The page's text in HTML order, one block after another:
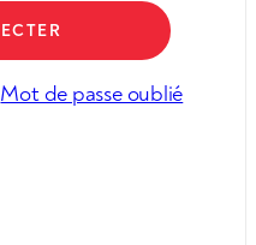
Mot de passe oublié